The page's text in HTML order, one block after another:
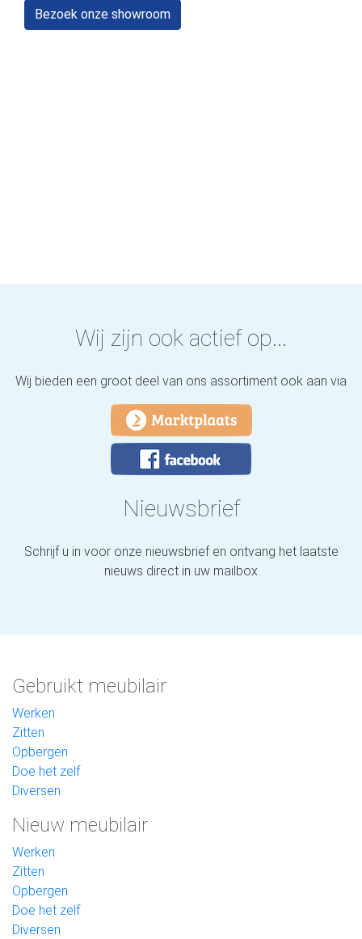
Bezoek onze showroom
Wij zijn ook actief op...
Wij bieden een groot deel van ons assortiment ook aan via
Nieuwsbrief
Schrijf u in voor onze nieuwsbrief en ontvang het laatste
nieuws direct in uw mailbox
Gebruikt meubilair
Werken
Zitten
Opbergen
Doe het zelf
Diversen
Nieuw meubilair
Werken
Zitten
Opbergen
Doe het zelf
Diversen